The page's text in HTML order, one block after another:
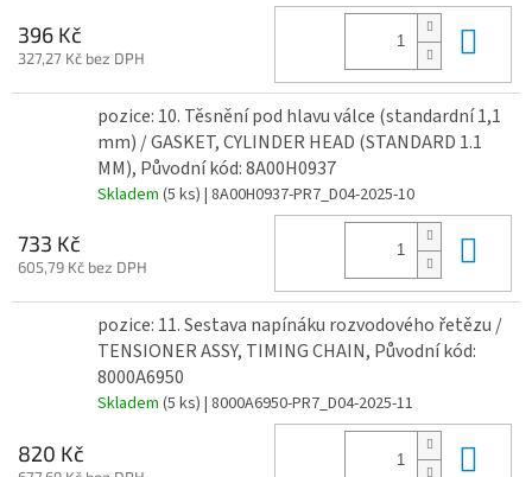
396 Kč
327,27 Kč bez DPH
pozice: 10. Těsnění pod hlavu válce (standardní 1,1
mm) / GASKET, CYLINDER HEAD (STANDARD 1.1
MM), Původní kód: 8A00H0937
Skladem (5 ks) | 8A00H0937-PR7_D04-2025-10
733 Kč
605,79 Kč bez DPH
pozice: 11. Sestava napínáku rozvodového řetězu /
TENSIONER ASSY, TIMING CHAIN, Původní kód:
8000A6950
Skladem (5 ks) | 8000A6950-PR7_D04-2025-11
820 Kč